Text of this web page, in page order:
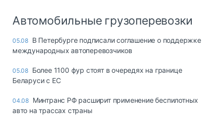
Автомобильные грузоперевозки
05.08 В Петербурге подписали соглашение о поддержке
международных автоперевозчиков
05.08 Более 1100 фур стоят в очередях на границе
Беларуси с ЕС
04.08 Минтранс РФ расширит применение беспилотных
авто на трассах страны